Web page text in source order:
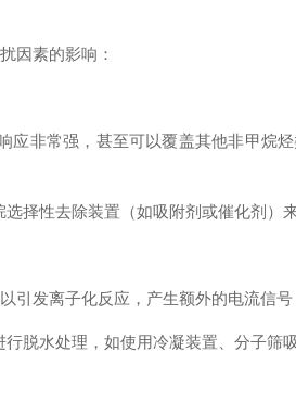
因素的影响：
应非常强，甚至可以覆盖其他非甲
择性去除装置（如吸附剂或催化剂）
引发离子化反应，产生额外的电流信
脱水处理，如使用冷凝装置、分子筛